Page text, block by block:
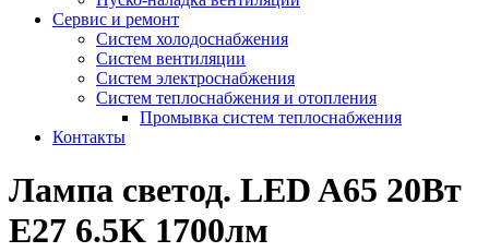
Сервис и ремонт
Систем холодоснабжения
Систем вентиляции
Систем электроснабжения
Систем теплоснабжения и отопления
Промывка систем теплоснабжения
Контакты
Лампа светод. LED A65 20Вт
E27 6.5K 1700лм